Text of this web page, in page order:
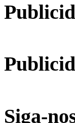
Siga-